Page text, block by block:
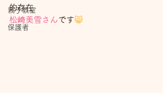
親子教室
保護者
的存在
松﨑美雪さんです😸